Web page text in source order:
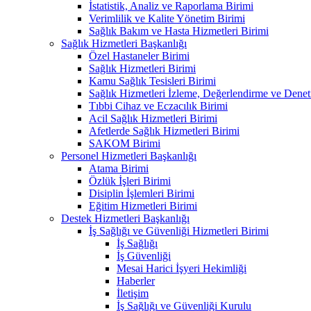
İstatistik, Analiz ve Raporlama Birimi
Verimlilik ve Kalite Yönetim Birimi
Sağlık Bakım ve Hasta Hizmetleri Birimi
Sağlık Hizmetleri Başkanlığı
Özel Hastaneler Birimi
Sağlık Hizmetleri Birimi
Kamu Sağlık Tesisleri Birimi
Sağlık Hizmetleri İzleme, Değerlendirme ve
Tıbbi Cihaz ve Eczacılık Birimi
Acil Sağlık Hizmetleri Birimi
Afetlerde Sağlık Hizmetleri Birimi
SAKOM Birimi
Personel Hizmetleri Başkanlığı
Atama Birimi
Özlük İşleri Birimi
Disiplin İşlemleri Birimi
Eğitim Hizmetleri Birimi
Destek Hizmetleri Başkanlığı
İş Sağlığı ve Güvenliği Hizmetleri Birimi
İş Sağlığı
İş Güvenliği
Mesai Harici İşyeri Hekimliği
Haberler
İletişim
İş Sağlığı ve Güvenliği Kurulu